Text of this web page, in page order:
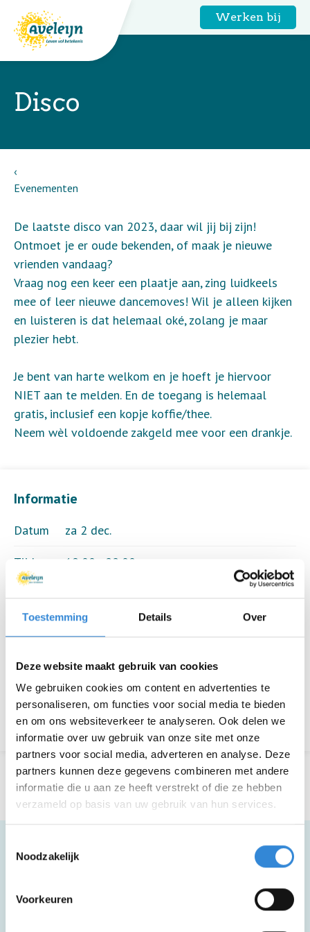
Toestemming Details Over
Deze website maakt gebruik van cookies
We gebruiken cookies om content en advertenties te
personaliseren, om functies voor social media te bieden
en om ons websiteverkeer te analyseren. Ook delen we
informatie over uw gebruik van onze site met onze
partners voor social media, adverteren en analyse. Deze
partners kunnen deze gegevens combineren met andere
informatie die u aan ze heeft verstrekt of die ze hebben
verzameld op basis van uw gebruik van hun services.
Noodzakelijk
Voorkeuren
Werken bij
Disco
Evenementen
Informatie
Datum
za 2 dec.
Tijd
19:00 - 22:00
Locatie
De Roef, Enschede
Thema
Theater & muziek
Terug naar het overzicht
De laatste disco van 2023, daar wil jij bij zijn!
Ontmoet je er oude bekenden, of maak je nieuwe
vrienden vandaag?
Vraag nog een keer een plaatje aan, zing luidkeels
mee of leer nieuwe dancemoves! Wil je alleen kijken
en luisteren is dat helemaal oké, zolang je maar
plezier hebt.
Je bent van harte welkom en je hoeft je hiervoor
NIET aan te melden. En de toegang is helemaal
gratis, inclusief een kopje koffie/thee.
Neem wèl voldoende zakgeld mee voor een drankje.